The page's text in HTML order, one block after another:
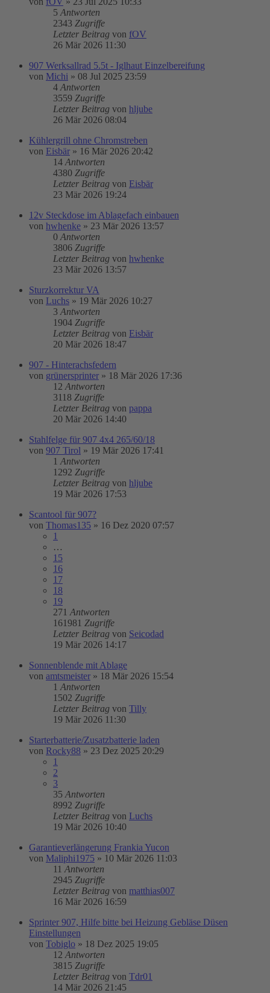
5 Antworten
2343 Zugriffe
Letzter Beitrag von fOV
26 Mär 2026 11:30
907 Werksallrad 5.5t - Iglhaut Einzelbereifung
von Michi » 08 Jul 2025 23:59
4 Antworten
3559 Zugriffe
Letzter Beitrag von hljube
26 Mär 2026 08:04
Kühlergrill ohne Chromstreben
von Eisbär » 16 Mär 2026 20:42
14 Antworten
4380 Zugriffe
Letzter Beitrag von Eisbär
23 Mär 2026 19:24
12v Steckdose im Ablagefach einbauen
von hwhenke » 23 Mär 2026 13:57
0 Antworten
3806 Zugriffe
Letzter Beitrag von hwhenke
23 Mär 2026 13:57
Sturzkorrektur VA
von Luchs » 19 Mär 2026 10:27
3 Antworten
1904 Zugriffe
Letzter Beitrag von Eisbär
20 Mär 2026 18:47
907 - Hinterachsfedern
von grünersprinter » 18 Mär 2026 17:36
12 Antworten
3118 Zugriffe
Letzter Beitrag von pappa
20 Mär 2026 14:40
Stahlfelge für 907 4x4 265/60/18
von 907 Tirol » 19 Mär 2026 17:41
1 Antworten
1292 Zugriffe
Letzter Beitrag von hljube
19 Mär 2026 17:53
Scantool für 907?
von Thomas135 » 16 Dez 2020 07:57
1
…
15
16
17
18
19
271 Antworten
161981 Zugriffe
Letzter Beitrag von Seicodad
19 Mär 2026 14:17
Sonnenblende mit Ablage
von amtsmeister » 18 Mär 2026 15:54
1 Antworten
1502 Zugriffe
Letzter Beitrag von Tilly
19 Mär 2026 11:30
Starterbatterie/Zusatzbatterie laden
von Rocky88 » 23 Dez 2025 20:29
1
2
3
35 Antworten
8992 Zugriffe
Letzter Beitrag von Luchs
19 Mär 2026 10:40
Garantieverlängerung Frankia Yucon
von Maliphi1975 » 10 Mär 2026 11:03
11 Antworten
2945 Zugriffe
Letzter Beitrag von matthias007
16 Mär 2026 16:59
Sprinter 907, Hilfe bitte bei Heizung Gebläse Düsen
Einstellungen
von Tobiglo » 18 Dez 2025 19:05
12 Antworten
3815 Zugriffe
Letzter Beitrag von Tdr01
14 Mär 2026 21:45